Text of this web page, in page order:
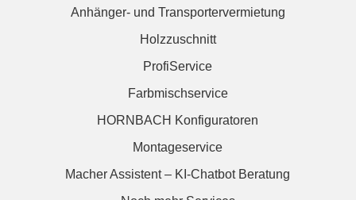
Anhänger- und Transportervermietung
Holzzuschnitt
ProfiService
Farbmischservice
HORNBACH Konfiguratoren
Montageservice
Macher Assistent – KI-Chatbot Beratung